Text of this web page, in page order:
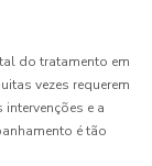
do tratamento em
vezes requerem
e a
é tão